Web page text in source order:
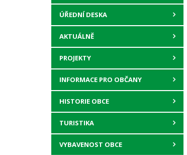
ÚŘEDNÍ DESKA
AKTUÁLNĚ
PROJEKTY
INFORMACE PRO OBČANY
HISTORIE OBCE
TURISTIKA
VYBAVENOST OBCE